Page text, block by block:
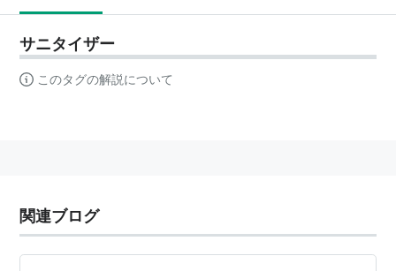
サニタイザー
このタグの解説について
関連ブログ